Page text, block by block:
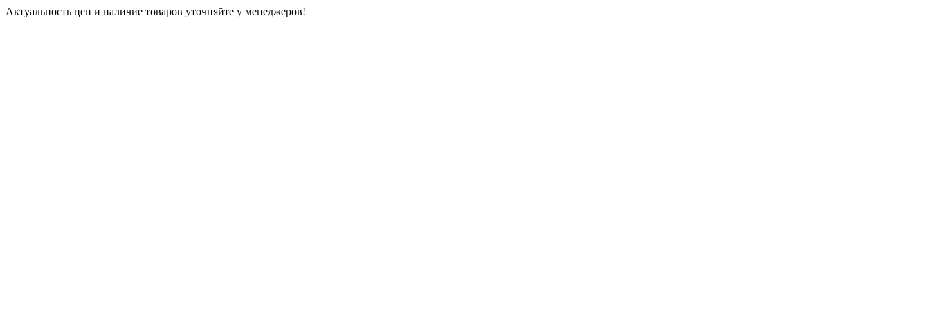
Актуальность цен и наличие товаров уточняйте у менеджеров!